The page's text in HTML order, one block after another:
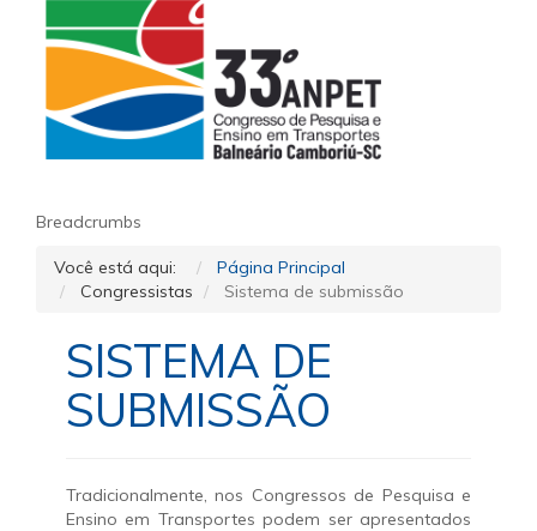
Breadcrumbs
Você está aqui:
Página Principal
Congressistas
Sistema de submissão
SISTEMA DE
SUBMISSÃO
Tradicionalmente, nos Congressos de Pesquisa e
Ensino em Transportes podem ser apresentados